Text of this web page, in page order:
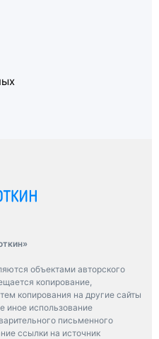
объектами авторского
копирование,
копирования на другие сайты
иное использование
письменного
ссылки на источник